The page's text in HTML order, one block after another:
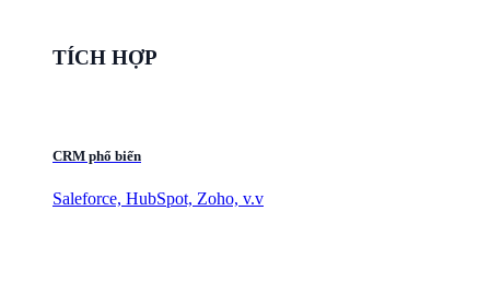
TÍCH HỢP
CRM phổ biến
Saleforce, HubSpot, Zoho, v.v